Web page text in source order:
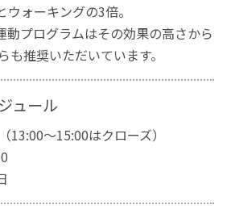
ォーキングの3倍。
動プログラムはその効果の高さから
推奨いただいています。
ュール
～15:00はクローズ）